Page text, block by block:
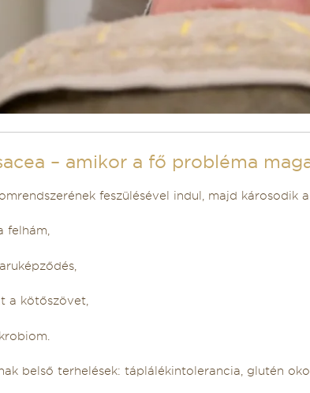
– amikor a fő probléma
feszülésével indul, majd károsodik
felhám,
a kötőszövet,
belső terhelések: táplálékintolerancia, glutén